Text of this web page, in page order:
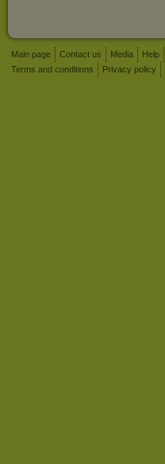
Main page Contact us Media Help
Terms and conditions
Privacy policy